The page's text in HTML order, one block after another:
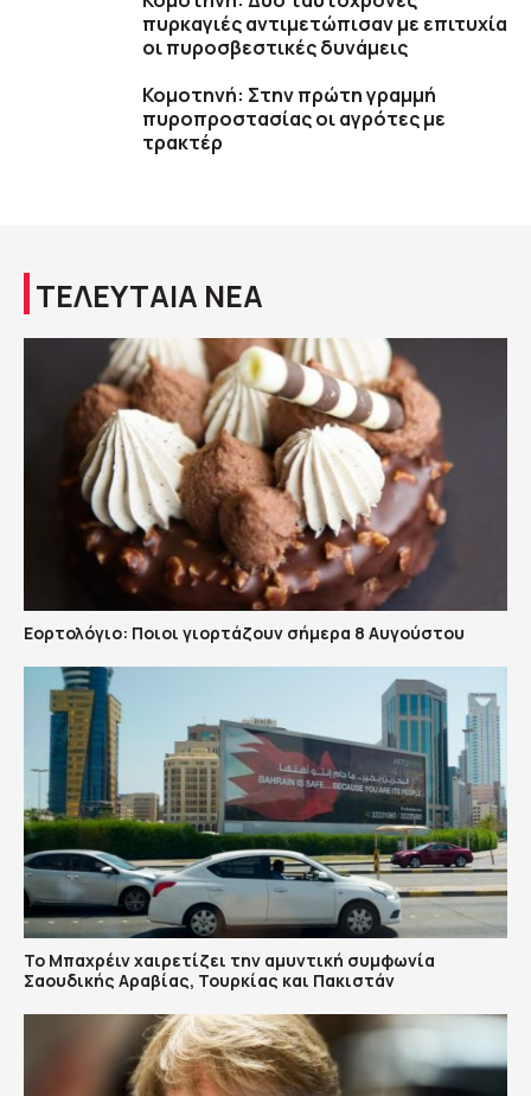
πυρκαγιές αντιμετώπισαν με επιτυχία
οι πυροσβεστικές δυνάμεις
Κομοτηνή: Στην πρώτη γραμμή
πυροπροστασίας οι αγρότες με
τρακτέρ
ΤΕΛΕΥΤΑΙΑ ΝΕΑ
Εορτολόγιο: Ποιοι γιορτάζουν σήμερα 8 Αυγούστου
Το Μπαχρέιν χαιρετίζει την αμυντική συμφωνία
Σαουδικής Αραβίας, Τουρκίας και Πακιστάν